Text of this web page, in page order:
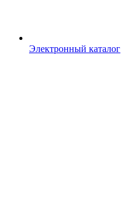
Электронный каталог